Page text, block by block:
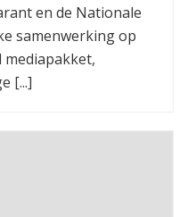
en de Nationale
samenwerking op
mediapakket,
[...]